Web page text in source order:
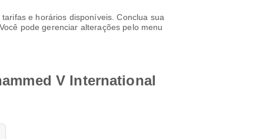
e horários disponíveis. Conclua sua
pode gerenciar alterações pelo menu
V International